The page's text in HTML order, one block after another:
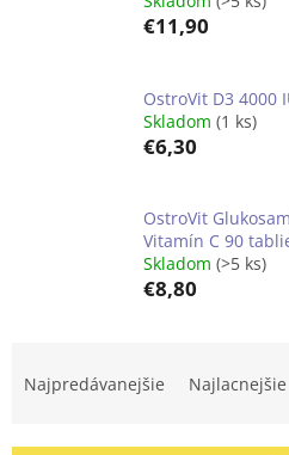
€11,90
OstroVit D3 4000
Skladom (1 ks)
€6,30
OstroVit
Vitamín C 90
Skladom (>5 ks)
€8,80
Najpredávanejšie Najlacnejšie